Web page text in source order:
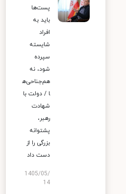
پست‌ها
باید به
افراد
شایسته
سپرده
شود، نه
هم‌جناحی‌ه
ا / دولت با
شهادت
رهبر،
پشتوانه
بزرگی را از
دست داد
1405/05/
14